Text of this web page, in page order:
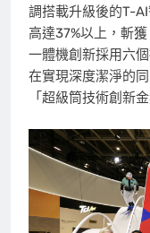
調搭載升級後的T-
高達37%以上，斬
一體機創新採用六
在實現深度潔淨的
「超級筒技術創新